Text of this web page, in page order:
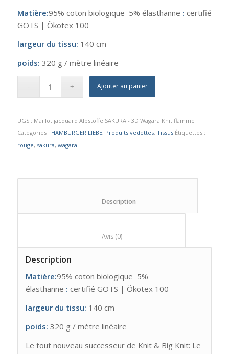
Matière:95% coton biologique 5% élasthanne : certifié
GOTS | Ökotex 100
largeur du tissu: 140 cm
poids: 320 g / mètre linéaire
Ajouter au panier
UGS : Maillot jacquard Albstoffe SAKURA - 3D Wagara Knit flamme
Catégories : HAMBURGER LIEBE, Produits vedettes, Tissus Étiquettes :
rouge, sakura, wagara
						Avis (0)
Description
Matière:95% coton biologique 5%
élasthanne : certifié GOTS | Ökotex 100
largeur du tissu: 140 cm
poids: 320 g / mètre linéaire
Le tout nouveau successeur de Knit & Big Knit: Le